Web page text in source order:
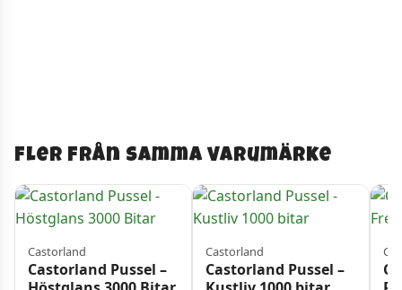
Fler från samma varumärke
Castorland
Castorland Pussel –
Castorland
Castorland Pussel –